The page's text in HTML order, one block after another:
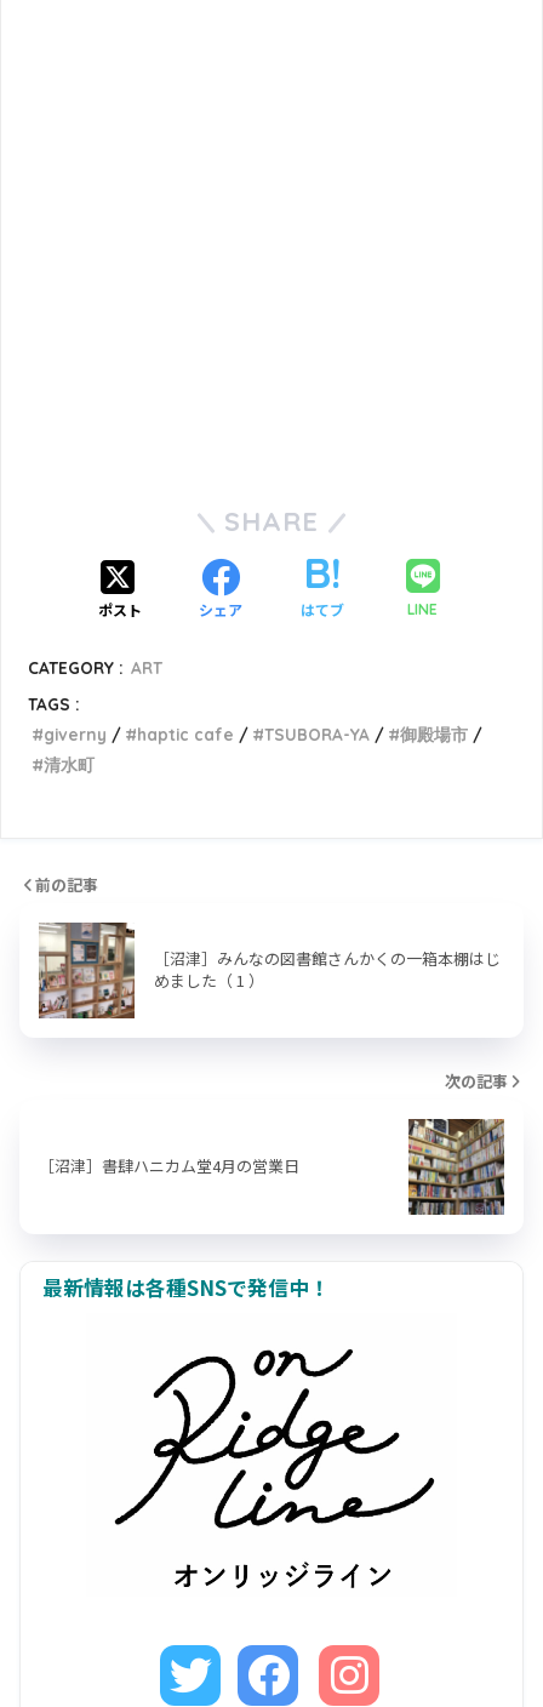
SHARE
ポスト シェア はてブ LINE
CATEGORY : ART
TAGS :
giverny
haptic cafe TSUBORA-YA
御殿場市
清水町
前の記事
［沼津］みんなの図書館さんかくの一箱本棚はじ
めました（ 1 ）
次の記事
［沼津］書肆ハニカム堂4月の営業日
最新情報は各種SNSで発信中！